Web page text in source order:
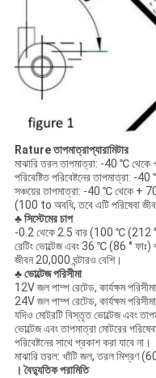
Rature তাপমাত্রাপ্যারামিটার
মাঝারি তরল তাপমাত্রা: -40 ℃
পরিবেষ্টিত পরিবেষ্টনের
সঞ্চয়ের তাপমাত্রা: -40 ℃ থেকে +
(100 to অবধি, তবে এটি পরিষেবা
♣ সিস্টেমের চাপ
-0.2 থেকে 2.5 বার (100 ℃ (212
রেটিং ভোল্টেজ এবং 36 ℃ (86 ° ফাঃ)
জীবন 20,000 ঘন্টারও বেশি।
♣ ভোল্টেজ পরিসীমা
12V জল পাম্প রেটেড, কার্যক্ষম
24V জল পাম্প রেটেড, কার্যক্ষম
যদিও মোটরটি বিস্তৃত ভোল্টেজ এবং
ভোল্টেজ এবং তাপমাত্রা মোটরের
পরিবেষ্টনের সাথে প্রকাশ করা যাবে না।
মাঝারি তরল: খাঁটি জল, তরল মিশ্রণ
। বৈদ্যুতিক পরামিতি